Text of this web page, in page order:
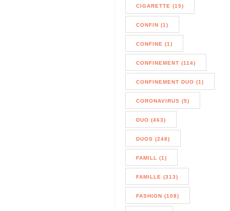
CIGARETTE (15)
CONFIN (1)
CONFINE (1)
CONFINEMENT (114)
CONFINEMENT DUO (1)
CORONAVIRUS (5)
DUO (463)
DUOS (248)
FAMILL (1)
FAMILLE (313)
FASHION (108)